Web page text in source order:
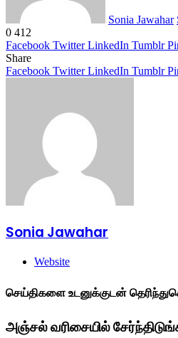
Sonia Jawahar
0 412
Facebook Twitter LinkedIn Tumblr
Share
Facebook Twitter LinkedIn Tumblr
Sonia Jawahar
Website
செய்திகளை உடனுக்குடன்
அஞ்சல் வரிசையில்